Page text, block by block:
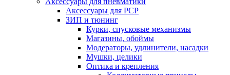
Аксессуары для PCP
ЗИП и тюнинг
Курки, спусковые механизмы
Магазины, обоймы
Модераторы, удлинители, насадки
Мушки, целики
Оптика и крепления